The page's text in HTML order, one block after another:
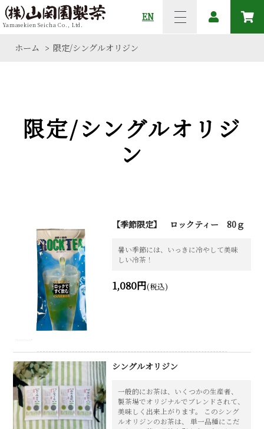
Yamasekien Seicha Co., Ltd.
EN
ホーム > 限定/シングルオリジン
限定/シングルオリジ
ン
【季節限定】 ロックティー 80ｇ
暑い季節には、いっきに冷やして美味
しい冷茶！
1,080円(税込)
シングルオリジン
一般的にお茶は、いくつかの生産者、
製茶場でオリジナルでブレンドされて、
美味しく出来上がります。 このシング
ルオリジンのお茶は、 単一品種にこだ